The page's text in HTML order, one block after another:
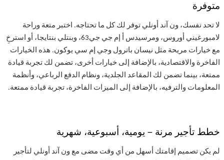
متوفرة
لا تحد نفسك، ون آند أونلي توفر لك كل ما تحتاجه. اختبر متعة وراحة
لامبورغيني أوروس، ومرسيدس
مع خيارات مريحة مثل نيسان باترول وجي إم سي يوكون. هذه الخيارات
الفاخرة والاقتصادية، بالإضافة إلى خيارات أخرى، تضمن لك تجربة قيادة
ممتعة، بينما تضمن لك المقاعد الجلدية، ونظام الدفع الرباعي، وأنظمة
المعلومات والترفيه، بالإضافة إلى الميزات الفاخرة، تجربة قيادة ممتعة.
خطط تأجير مرنة – يومية، أسبوعية، شهرية
لم يكن تصميم إقامتك أسهل من أي وقت مضى مع ون آند أونلي لتأجير